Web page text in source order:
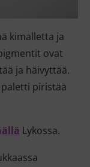
kimalletta ja
ovat
ja häivyttää.
piristää
Lykossa.